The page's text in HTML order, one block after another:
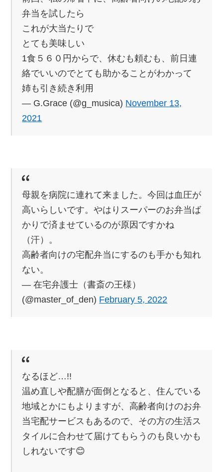
弁当を試したら
これが大当たりで
とても美味しい
1食５６０円からで、休むも頼むも、前日連
絡でいいのでとても助かることがわかって
姉も引き続き利用
— G.Grace (@g_musica) November 13,
2021
母親を病院に連れて来ました。今回は血圧が
高いらしいです。やはりスーパーのお弁当ば
かりで済ませているのが原因ですかね
（汗）。
高齢者向けの宅配弁当にするのも手かも知れ
ない。
— 在宅弁護士（書斎の王様）
(@master_of_den) February 5, 2022
なるほど…!!
温め直しや配膳が面倒となると、住んでいる
地域とかにもよりますが、高齢者向けのお弁
当宅配サービスもあるので、その方の生活ス
タイルに合わせて届けてもらうのも良いかも
しれないです😊